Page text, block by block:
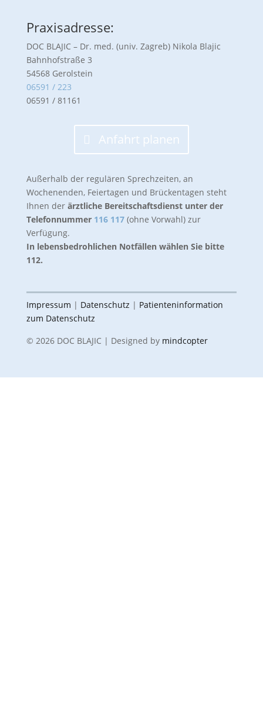
Praxisadresse:
DOC BLAJIC – Dr. med. (univ. Zagreb) Nikola Blajic
Bahnhofstraße 3
54568 Gerolstein
06591 / 223
06591 / 81161
Anfahrt planen
Außerhalb der regulären Sprechzeiten, an
Wochenenden, Feiertagen und Brückentagen steht
Ihnen der ärztliche Bereitschaftsdienst unter der
Telefonnummer 116 117(ohne Vorwahl) zur
Verfügung.
In lebensbedrohlichen Notfällen wählen Sie bitte
112.
Impressum | Datenschutz | Patienteninformation
zum Datenschutz
© 2026 DOC BLAJIC | Designed by mindcopter